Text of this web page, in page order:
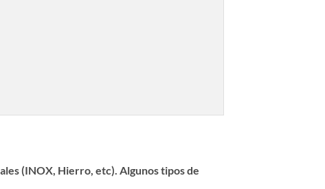
(INOX, Hierro, etc). Algunos tipos de